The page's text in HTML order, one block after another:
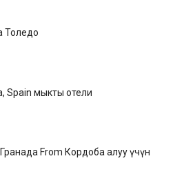
Толедо
Spain мыкты отели
From Кордоба алуу үчүн